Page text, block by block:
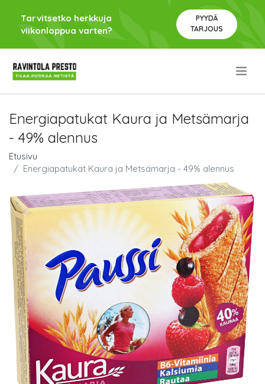
Tarvitsetko herkkuja
viikonloppua varten?
PYYDÄ
TARJOUS
Energiapatukat Kaura ja Metsämarja
- 49% alennus
Etusivu
Energiapatukat Kaura ja Metsämarja - 49% alennus